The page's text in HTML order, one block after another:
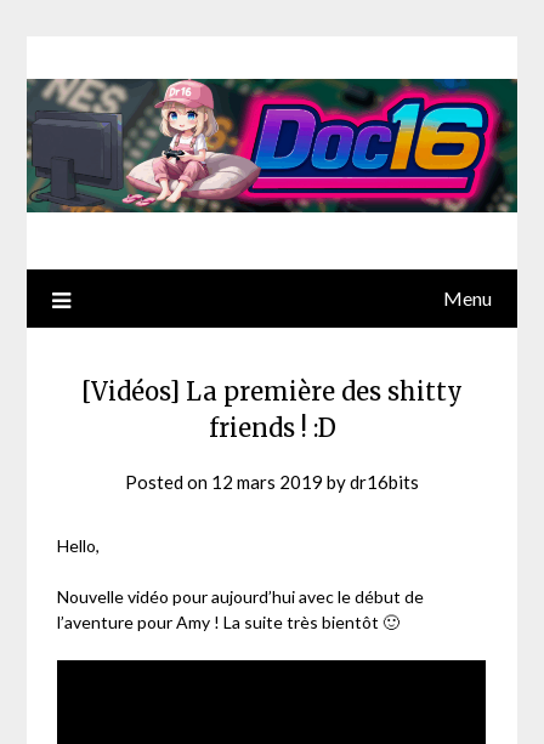
Menu
[Vidéos] La première des shitty
friends ! :D
Posted on 12 mars 2019 bydr16bits
Hello,
Nouvelle vidéo pour aujourd’hui avec le début de
l’aventure pour Amy ! La suite très bientôt 🙂